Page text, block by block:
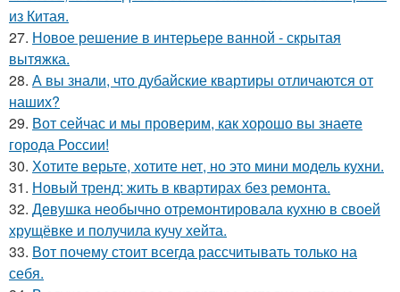
из Китая.
27. Новое решение в интерьере ванной - скрытая
вытяжка.
28. А вы знали, что дубайские квартиры отличаются от
наших?
29. Вот сейчас и мы проверим, как хорошо вы знаете
города России!
30. Хотите верьте, хотите нет, но это мини модель кухни.
31. Новый тренд: жить в квартирах без ремонта.
32. Девушка необычно отремонтировала кухню в своей
хрущёвке и получила кучу хейта.
33. Вот почему стоит всегда рассчитывать только на
себя.